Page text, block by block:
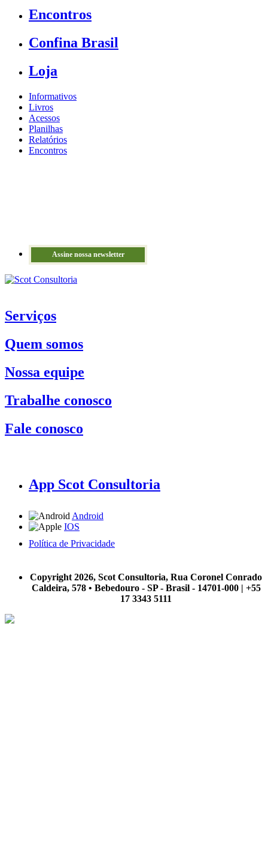
Encontros
Confina Brasil
Loja
Informativos
Livros
Acessos
Planilhas
Relatórios
Encontros
Assine nossa newsletter
Serviços
Quem somos
Nossa equipe
Trabalhe conosco
Fale conosco
App Scot Consultoria
Android
IOS
Política de Privacidade
Copyright 2026, Scot Consultoria, Rua Coronel Conrado
Caldeira, 578 • Bebedouro - SP - Brasil - 14701-000 | +55
17 3343 5111